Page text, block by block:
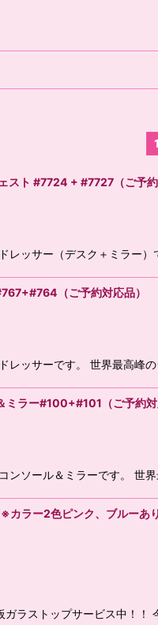
1
スト #7724 + #7727（ご予約
レッサー（デスク＋ミラ
（ご予約対応品）
レッサーです。 世界最高
ラー#100+#101（ご予約対
ンソール＆ミラーです。
ラー2色ピンク、ブルーあ
ガラストップサービス中！